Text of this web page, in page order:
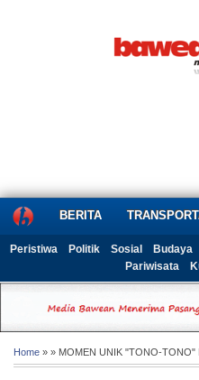
BERITA
Peristiwa Politik Sosial Budaya
Pariwisata
Home » » MOMEN UNIK "TONO-TONO"